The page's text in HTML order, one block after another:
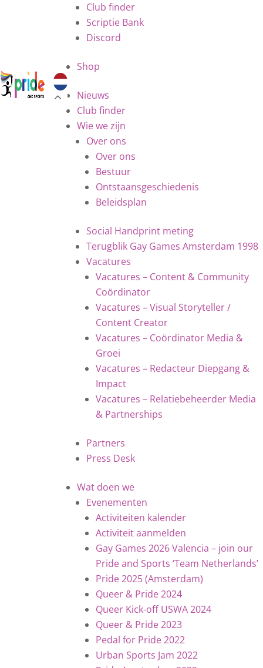
Club finder
Scriptie Bank
Discord
Shop
Nieuws
Club finder
Wie we zijn
Over ons
Over ons
Bestuur
Ontstaansgeschiedenis
Beleidsplan
Social Handprint meting
Terugblik Gay Games Amsterdam 1998
Vacatures
Vacatures – Content & Community
Coördinator
Vacatures – Visual Storyteller /
Content Creator
Vacatures – Coördinator Media &
Groei
Vacatures – Redacteur Diepgang &
Impact
Vacatures – Relatiebeheerder Media
& Partnerships
Partners
Press Desk
Wat doen we
Evenementen
Activiteiten kalender
Activiteit aanmelden
Gay Games 2026 Valencia – join our
Pride and Sports ‘Team Netherlands’
Pride 2025 (Amsterdam)
Queer & Pride 2024
Queer Kick-off USWA 2024
Queer & Pride 2023
Pedal for Pride 2022
Urban Sports Jam 2022